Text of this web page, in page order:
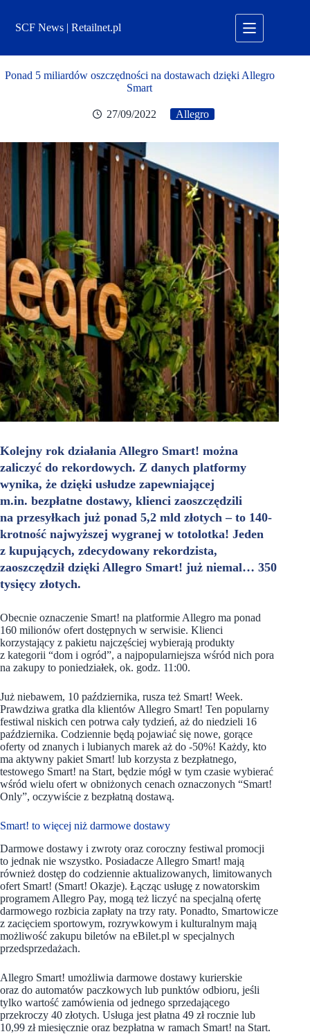
treściSCF News | Retailnet.pl
Ponad 5 miliardów oszczędności na dostawach dzięki Allegro
Smart
27/09/2022 Allegro
Kolejny rok działania Allegro Smart! można
zaliczyć do rekordowych. Z danych platformy
wynika, że dzięki usłudze zapewniającej
m.in. bezpłatne dostawy, klienci zaoszczędzili
na przesyłkach już ponad 5,2 mld złotych – to 140-
krotność najwyższej wygranej w totolotka! Jeden
z kupujących, zdecydowany rekordzista,
zaoszczędził dzięki Allegro Smart! już niemal… 350
tysięcy złotych.
Obecnie oznaczenie Smart! na platformie Allegro ma ponad
160 milionów ofert dostępnych w serwisie. Klienci
korzystający z pakietu najczęściej wybierają produkty
z kategorii “dom i ogród”, a najpopularniejsza wśród nich pora
na zakupy to poniedziałek, ok. godz. 11:00.
Już niebawem, 10 października, rusza też Smart! Week.
Prawdziwa gratka dla klientów Allegro Smart! Ten popularny
festiwal niskich cen potrwa cały tydzień, aż do niedzieli 16
października. Codziennie będą pojawiać się nowe, gorące
oferty od znanych i lubianych marek aż do -50%! Każdy, kto
ma aktywny pakiet Smart! lub korzysta z bezpłatnego,
testowego Smart! na Start, będzie mógł w tym czasie wybierać
wśród wielu ofert w obniżonych cenach oznaczonych “Smart!
Only”, oczywiście z bezpłatną dostawą.
Smart! to więcej niż darmowe dostawy
Darmowe dostawy i zwroty oraz coroczny festiwal promocji
to jednak nie wszystko. Posiadacze Allegro Smart! mają
również dostęp do codziennie aktualizowanych, limitowanych
ofert Smart! (Smart! Okazje). Łącząc usługę z nowatorskim
programem Allegro Pay, mogą też liczyć na specjalną ofertę
darmowego rozbicia zapłaty na trzy raty. Ponadto, Smartowicze
z zacięciem sportowym, rozrywkowym i kulturalnym mają
możliwość zakupu biletów na eBilet.pl w specjalnych
przedsprzedażach.
Allegro Smart! umożliwia darmowe dostawy kurierskie
oraz do automatów paczkowych lub punktów odbioru, jeśli
tylko wartość zamówienia od jednego sprzedającego
przekroczy 40 złotych. Usługa jest płatna 49 zł rocznie lub
10,99 zł miesięcznie oraz bezpłatna w ramach Smart! na Start.